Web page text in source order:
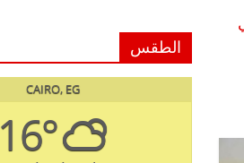
الطقس
CAIRO, EG
16°